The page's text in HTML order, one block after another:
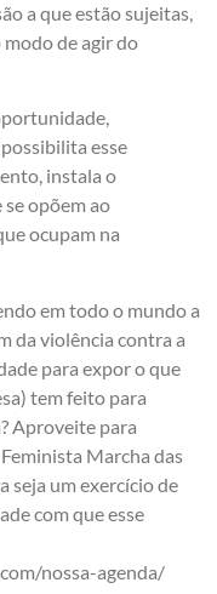
a que estão sujeitas,
de agir do
esse
instala o
opõem ao
ocupam na
em todo o mundo a
da violência contra a
para expor o que
tem feito para
Aproveite para
Marcha das
seja um exercício de
com que esse
nossa-agenda/